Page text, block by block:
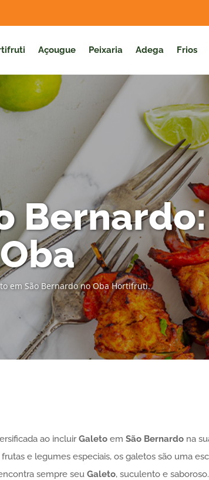
Açougue Peixaria Adega Frios
em São Bernardo no Oba Hortifruti.
ao incluirGaletoem São Bernardona
e legumes especiais, os galetos são uma
sempre seu Galeto, suculento e